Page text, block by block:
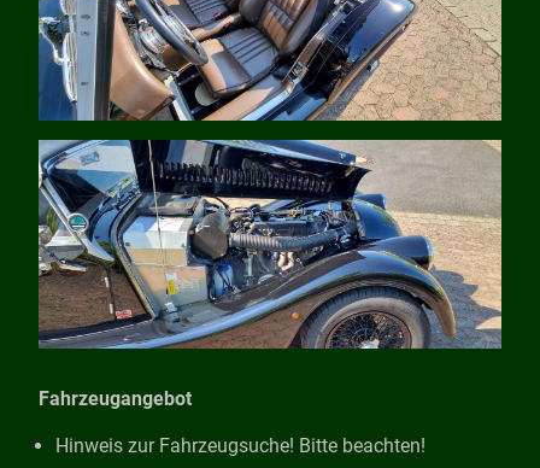
Fahrzeugangebot
Hinweis zur Fahrzeugsuche! Bitte beachten!